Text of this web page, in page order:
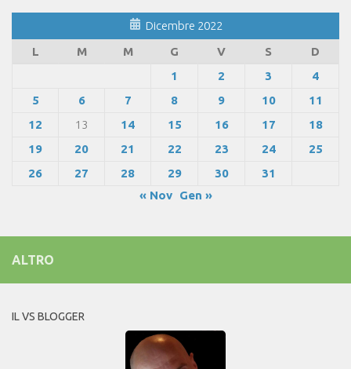
Dicembre 2022
L
M M G V S
D
1
2 3
4
5
6 7 8 9 10
11
12
13 14 15 16 17
18
19
20 21 22 23 24
25
26
27 28 29 30
31
« Nov
Gen »
ALTRO
IL VS BLOGGER